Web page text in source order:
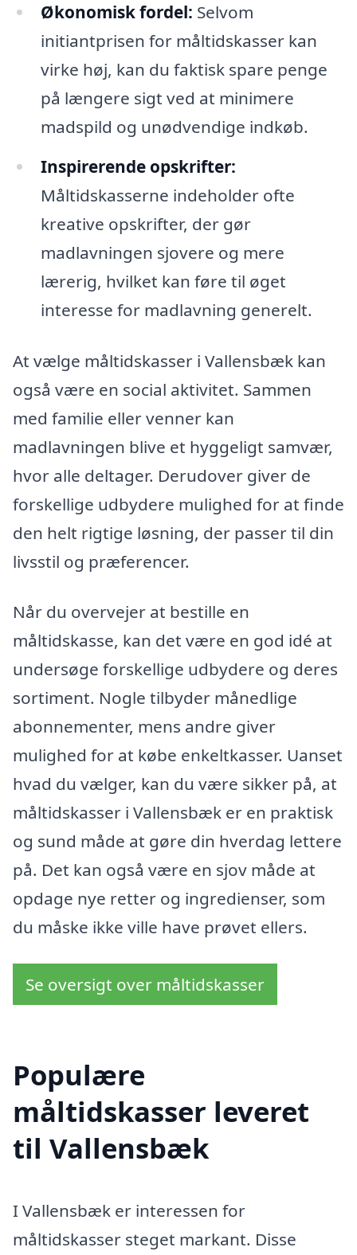
Økonomisk fordel: Selvom
initiantprisen for måltidskasser kan
virke høj, kan du faktisk spare penge
på længere sigt ved at minimere
madspild og unødvendige indkøb.
Inspirerende opskrifter:
Måltidskasserne indeholder ofte
kreative opskrifter, der gør
madlavningen sjovere og mere
lærerig, hvilket kan føre til øget
interesse for madlavning generelt.
At vælge måltidskasser i Vallensbæk kan
også være en social aktivitet. Sammen
med familie eller venner kan
madlavningen blive et hyggeligt samvær,
hvor alle deltager. Derudover giver de
forskellige udbydere mulighed for at finde
den helt rigtige løsning, der passer til din
livsstil og præferencer.
Når du overvejer at bestille en
måltidskasse, kan det være en god idé at
undersøge forskellige udbydere og deres
sortiment. Nogle tilbyder månedlige
abonnementer, mens andre giver
mulighed for at købe enkeltkasser. Uanset
hvad du vælger, kan du være sikker på, at
måltidskasser i Vallensbæk er en praktisk
og sund måde at gøre din hverdag lettere
på. Det kan også være en sjov måde at
opdage nye retter og ingredienser, som
du måske ikke ville have prøvet ellers.
Se oversigt over måltidskasser
Populære
måltidskasser leveret
til Vallensbæk
I Vallensbæk er interessen for
måltidskasser steget markant. Disse